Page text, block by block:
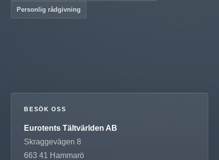
Personlig rådgivning
BESÖK OSS
Eurotents Tältvärlden AB
Skraggevägen 8
663 41 Hammarö